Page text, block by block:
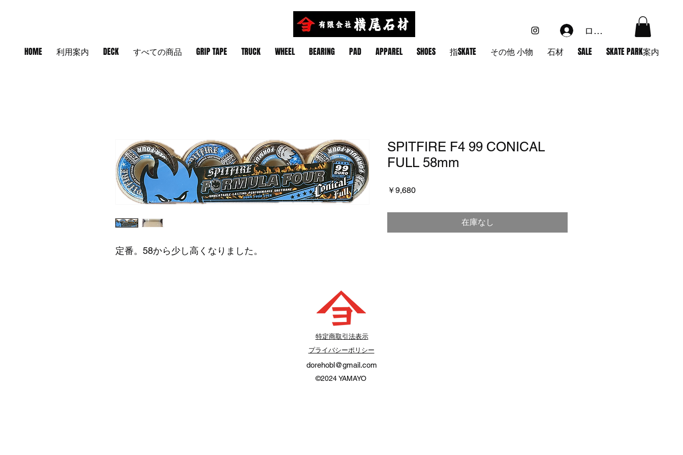
ログイン
HOME 利用案内 DECK すべての商品 GRIP TAPE TRUCK WHEEL BEARING PAD APPAREL SHOES 指SKATE その他 小物 石材 SALE SKATE PARK案内
定番。58から少し高くなりました。
SPITFIRE F4 99 CONICAL
FULL 58mm
￥9,680価
在庫なし
​特定商取引法表示
プライバシーポリシー
dorehobl@gmail.com
©2024YAMAYO